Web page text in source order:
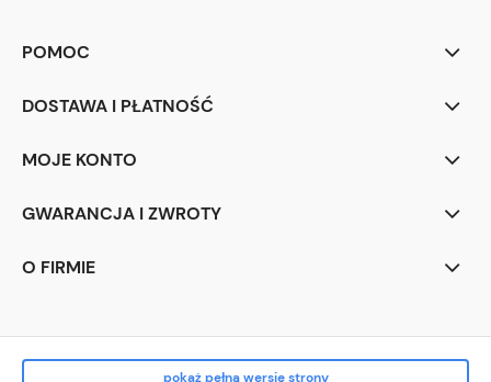
POMOC
DOSTAWA I PŁATNOŚĆ
MOJE KONTO
GWARANCJA I ZWROTY
O FIRMIE
pokaż pełną wersję strony